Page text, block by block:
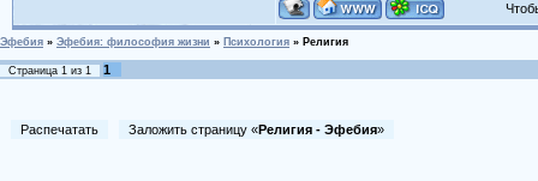
Эфебия » Эфебия: философия жизни » Психология » Религия
Страница 1 из 1 1
Распечатать Заложить страницу «Религия - Эфебия»